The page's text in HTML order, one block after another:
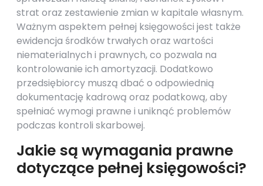
strat oraz zestawienie zmian w kapitale własnym.
Ważnym aspektem pełnej księgowości jest także
ewidencja środków trwałych oraz wartości
niematerialnych i prawnych, co pozwala na
kontrolowanie ich amortyzacji. Dodatkowo
przedsiębiorcy muszą dbać o odpowiednią
dokumentację kadrową oraz podatkową, aby
spełniać wymogi prawne i uniknąć problemów
podczas kontroli skarbowej.
Jakie są wymagania prawne
dotyczące pełnej księgowości?